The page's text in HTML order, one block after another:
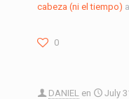
cabeza (ni el tiempo)
0
DANIEL en July